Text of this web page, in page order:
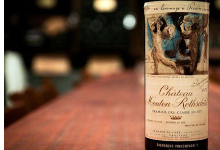
搜索文章 搜索
搜索文章 搜索
搜索文章 搜索